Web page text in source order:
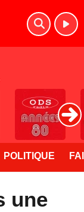
POLITIQUE
une